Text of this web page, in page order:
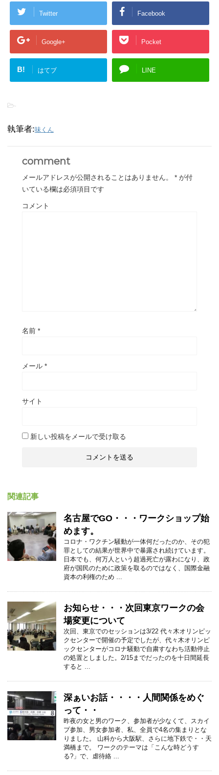
Twitter Facebook
Google+ Pocket
B! はてブ LINE
-
執筆者:味くん
comment
メールアドレスが公開されることはありません。 * が付
いている欄は必須項目です
コメント
名前 *
メール *
サイト
新しい投稿をメールで受け取る
関連記事
名古屋でGO・・・ワークショップ始
めます。
コロナ・ワクチン騒動が一体何だったのか、その犯
罪としての結果が世界中で暴露され続けています。
日本でも、何万人という超過死亡が露わになり、政
府が国民のために政策を取るのではなく、国際金融
資本の利権のため ...
お知らせ・・・次回東京ワークの会
場変更について
次回、東京でのセッションは3/22 代々木オリンピッ
クセンターで開催の予定でしたが、代々木オリンピ
ックセンターがコロナ騒動で自粛すなわち活動停止
の処置としました。2/15までだったのを十日間延長
すると ...
深ぁいお話・・・・人間関係をめぐ
って・・
昨夜の女と男のワーク、参加者が少なくて、スカイ
プ参加、男女参加者、私、全員で4名の集まりとな
りました。 山科から大阪駅、さらに地下鉄で・・天
満橋まで。 ワークのテーマは「こんな時どうす
る?」で、虐待絡 ...